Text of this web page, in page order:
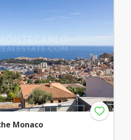
Monaco